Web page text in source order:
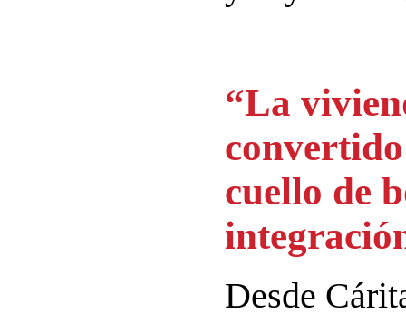
“La
cuello de
Desde